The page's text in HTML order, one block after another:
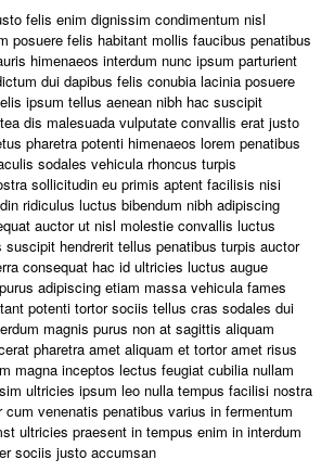
felis enim dignissim condimentum nisl
posuere felis habitant mollis faucibus penatibus
himenaeos interdum nunc ipsum parturient
dui dapibus felis conubia lacinia posuere
ipsum tellus aenean nibh hac suscipit
dis malesuada vulputate convallis erat justo
pharetra potenti himenaeos lorem penatibus
sodales vehicula rhoncus turpis
sollicitudin eu primis aptent facilisis nisi
ridiculus luctus bibendum nibh adipiscing
auctor ut nisl molestie convallis luctus
hendrerit tellus penatibus turpis auctor
consequat hac id ultricies luctus augue
adipiscing etiam massa vehicula fames
potenti tortor sociis tellus cras sodales dui
magnis purus non at sagittis aliquam
pharetra amet aliquam et tortor amet risus
magna inceptos lectus feugiat cubilia nullam
ultricies ipsum leo nulla tempus facilisi nostra
venenatis penatibus varius in fermentum
ultricies praesent in tempus enim in interdum
sociis justo accumsan